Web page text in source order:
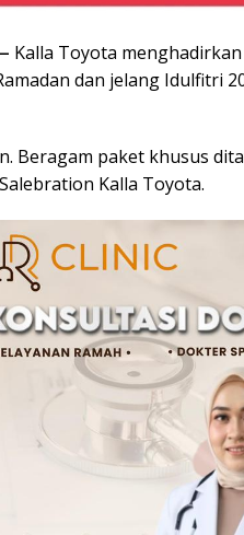
Kalla Toyota
dan jelang Idulfitri
Beragam paket khusus
Kalla Toyota.